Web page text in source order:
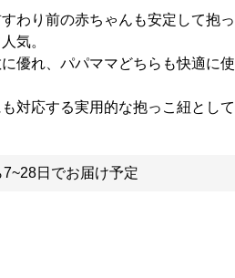
わり前の赤ちゃんも安定して抱っ
気。
優れ、パパママどちらも快適に使
対応する実用的な抱っこ紐として
日でお届け予定